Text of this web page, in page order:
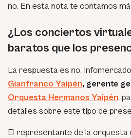
no. En esta nota te contamos
¿Los conciertos
baratos que los
La respuesta es no.
Gianfranco Yaipén, gerente
Orquesta Hermanos Yaipén,
detalles sobre este tipo de
El representante de la orquesta